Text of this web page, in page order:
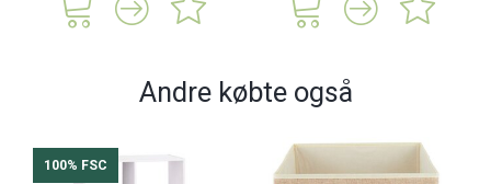
Andre købte også
100% FSC